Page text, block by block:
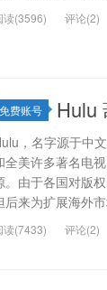
读(3596) 评论(2)
免费账号 Hulu
，名字源于中
全美许多著名电
。由于各国对版
后来为扩展海外
读(7433) 评论(2)